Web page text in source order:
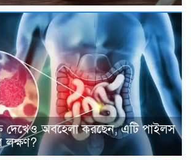
দেখেও অবহেলা করছেন, এটি পাইলস
লক্ষণ?